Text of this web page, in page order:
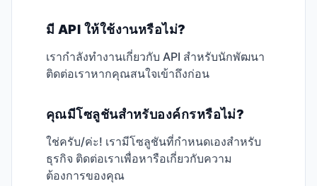
มี API ให้ใช้งานหรือไม่?
เรากำลังทำงานเกี่ยวกับ API สำหรับนักพัฒนา
ติดต่อเราหากคุณสนใจเข้าถึงก่อน
คุณมีโซลูชันสำหรับองค์กรหรือไม่?
ใช่ครับ/ค่ะ! เรามีโซลูชันที่กำหนดเองสำหรับ
ธุรกิจ ติดต่อเราเพื่อหารือเกี่ยวกับความ
ต้องการของคุณ